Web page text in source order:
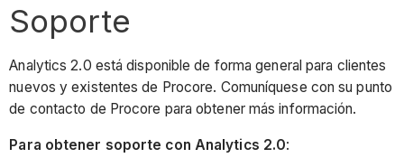
Soporte
Analytics 2.0 está disponible de forma general para clientes
nuevos y existentes de Procore. Comuníquese con su punto
de contacto de Procore para obtener más información.
Para obtener soporte con Analytics 2.0: